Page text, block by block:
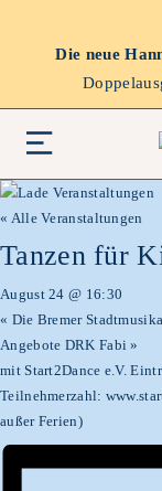
Die neue
« Alle Veranstaltungen
Tanzen für
August 24 @ 16:30
« Die Bremer
Angebote DRK Fabi»
mit Start2Dance e.V.
Teilnehmerzahl:
außer Ferien)